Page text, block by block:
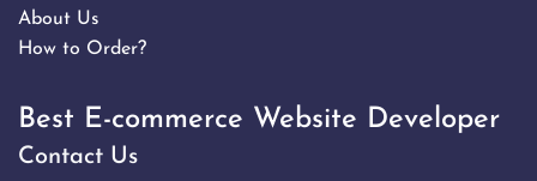
About Us
How to Order?
Best E-commerce Website Developer
Contact Us